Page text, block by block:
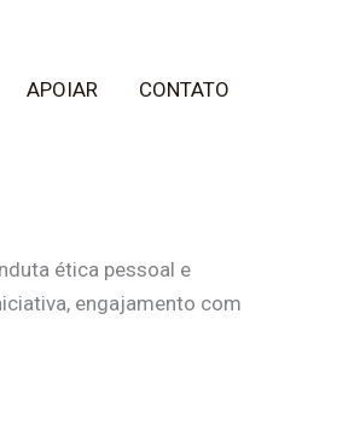
APOIAR CONTATO
ética pessoal e
engajamento com